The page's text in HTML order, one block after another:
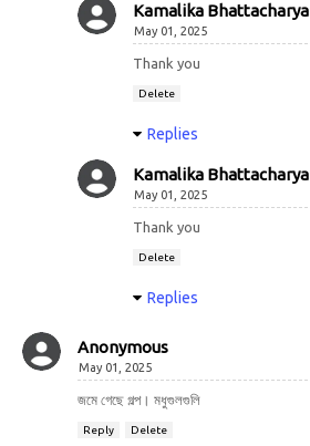
Kamalika Bhattacharya
May 01, 2025
Thank you
Delete
Replies
Kamalika Bhattacharya
May 01, 2025
Thank you
Delete
Replies
Anonymous
May 01, 2025
জমে গেছে গল্প। মধুগুলগুলি
Reply Delete